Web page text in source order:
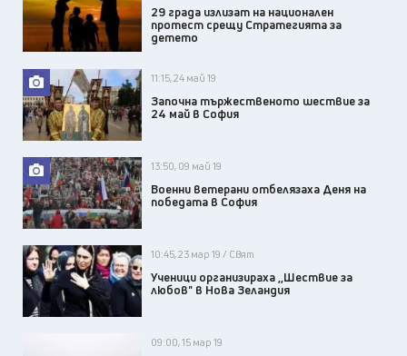
29 града излизат на национален
протест срещу Стратегията за
детето
11:15, 24 май 19
Започна тържественото шествие за
24 май в София
13:50, 09 май 19
Военни ветерани отбелязаха Деня на
победата в София
10:45, 23 мар 19 / Свят
Ученици организираха ,,Шествие за
любов" в Нова Зеландия
09:00, 15 мар 19